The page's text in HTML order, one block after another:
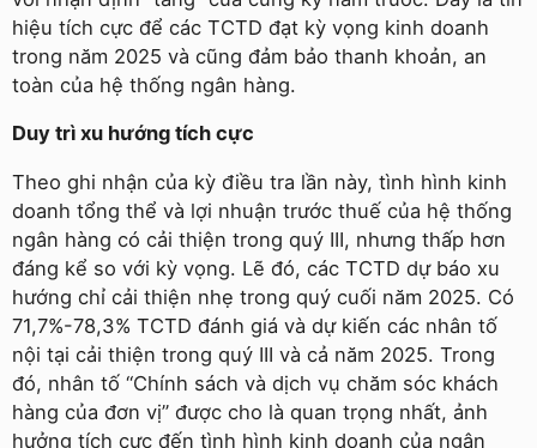
hiệu tích cực để các TCTD đạt kỳ vọng kinh doanh
trong năm 2025 và cũng đảm bảo thanh khoản, an
toàn của hệ thống ngân hàng.
Duy trì xu hướng tích cực
Theo ghi nhận của kỳ điều tra lần này, tình hình kinh
doanh tổng thể và lợi nhuận trước thuế của hệ thống
ngân hàng có cải thiện trong quý III, nhưng thấp hơn
đáng kể so với kỳ vọng. Lẽ đó, các TCTD dự báo xu
hướng chỉ cải thiện nhẹ trong quý cuối năm 2025. Có
71,7%-78,3% TCTD đánh giá và dự kiến các nhân tố
nội tại cải thiện trong quý III và cả năm 2025. Trong
đó, nhân tố “Chính sách và dịch vụ chăm sóc khách
hàng của đơn vị” được cho là quan trọng nhất, ảnh
hưởng tích cực đến tình hình kinh doanh của ngân